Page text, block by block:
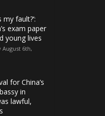
my fault?’:
exam paper
young lives
August 6th,
for China’s
in
lawful,